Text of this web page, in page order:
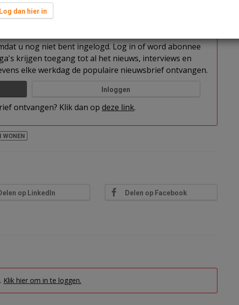
u nog niet bent ingelogd. Log in of word abonnee
krijgen toegang tot al het nieuws, interviews en
elke werkdag de populaire nieuwsbrief ontvangen.
Inloggen
ontvangen? Klik dan op deze link.
WONEN
op LinkedIn Delen op Facebook
Klik hier om in te loggen.
Log dan hier in